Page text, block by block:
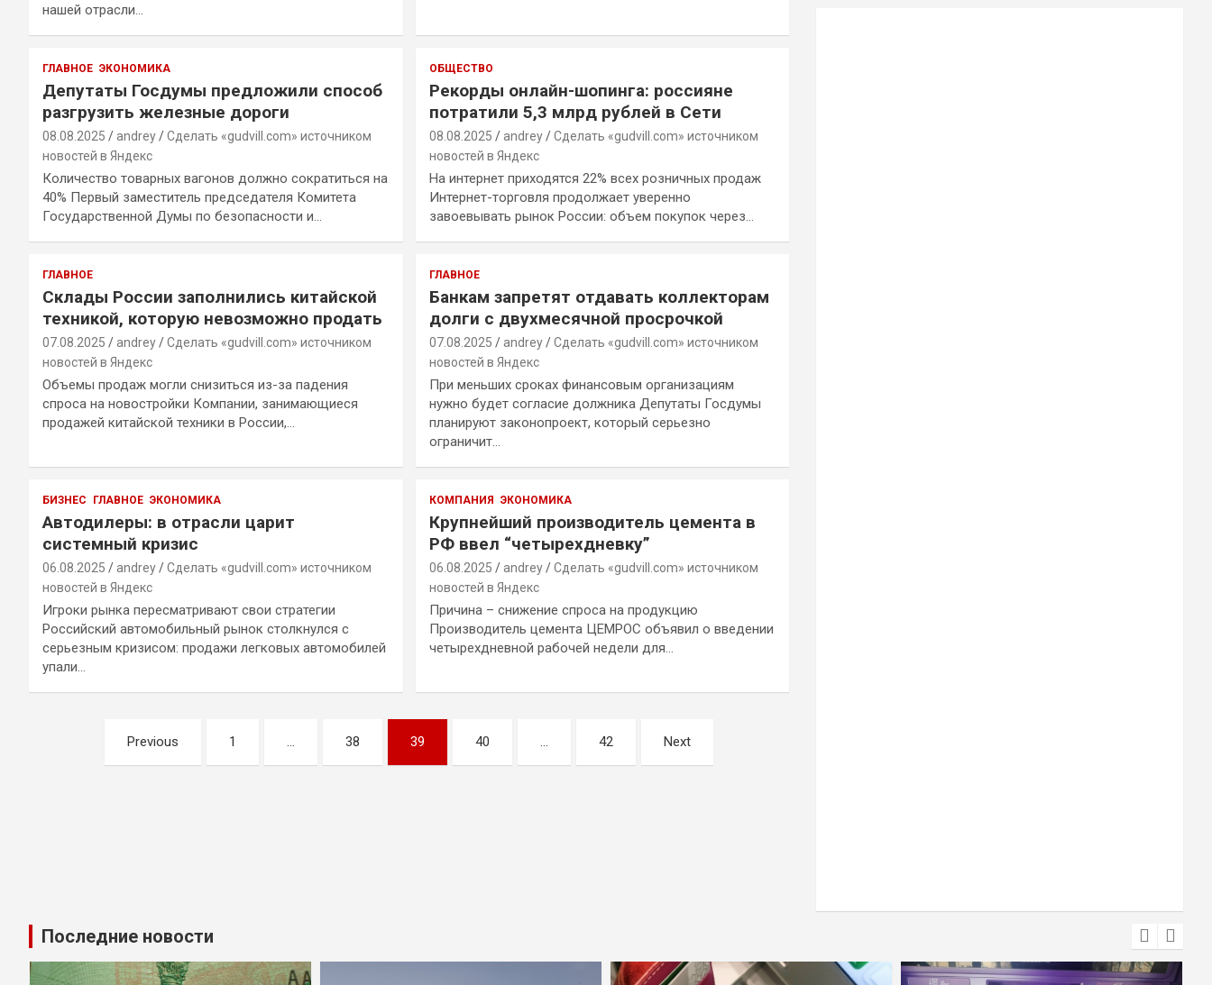
нашей отрасли…
ГЛАВНОЕ ЭКОНОМИКА
Депутаты Госдумы предложили способ
разгрузить железные дороги
08.08.2025 andrey
Сделать «gudvill.com» источником
новостей в Яндекс
Количество товарных вагонов должно сократиться на
40% Первый заместитель председателя Комитета
Государственной Думы по безопасности и…
ОБЩЕСТВО
Рекорды онлайн-шопинга: россияне
потратили 5,3 млрд рублей в Сети
08.08.2025 andrey
Сделать «gudvill.com» источником
новостей в Яндекс
На интернет приходятся 22% всех розничных продаж
Интернет-торговля продолжает уверенно
завоевывать рынок России: объем покупок через…
ГЛАВНОЕ
Склады России заполнились китайской
техникой, которую невозможно продать
07.08.2025 andrey
Сделать «gudvill.com» источником
новостей в Яндекс
Объемы продаж могли снизиться из-за падения
спроса на новостройки Компании, занимающиеся
продажей китайской техники в России,…
ГЛАВНОЕ
Банкам запретят отдавать коллекторам
долги с двухмесячной просрочкой
07.08.2025 andrey
Сделать «gudvill.com» источником
новостей в Яндекс
При меньших сроках финансовым организациям
нужно будет согласие должника Депутаты Госдумы
планируют законопроект, который серьезно
ограничит…
БИЗНЕС ГЛАВНОЕ ЭКОНОМИКА
Автодилеры: в отрасли царит
системный кризис
06.08.2025 andrey
Сделать «gudvill.com» источником
новостей в Яндекс
Игроки рынка пересматривают свои стратегии
Российский автомобильный рынок столкнулся с
серьезным кризисом: продажи легковых автомобилей
упали…
КОМПАНИЯ ЭКОНОМИКА
Крупнейший производитель цемента в
РФ ввел “четырехдневку”
06.08.2025 andrey
Сделать «gudvill.com» источником
новостей в Яндекс
Причина – снижение спроса на продукцию
Производитель цемента ЦЕМРОС объявил о введении
четырехдневной рабочей недели для…
Навигация
Previous 1 … 38 39 40 … 42 Next
Последние новости